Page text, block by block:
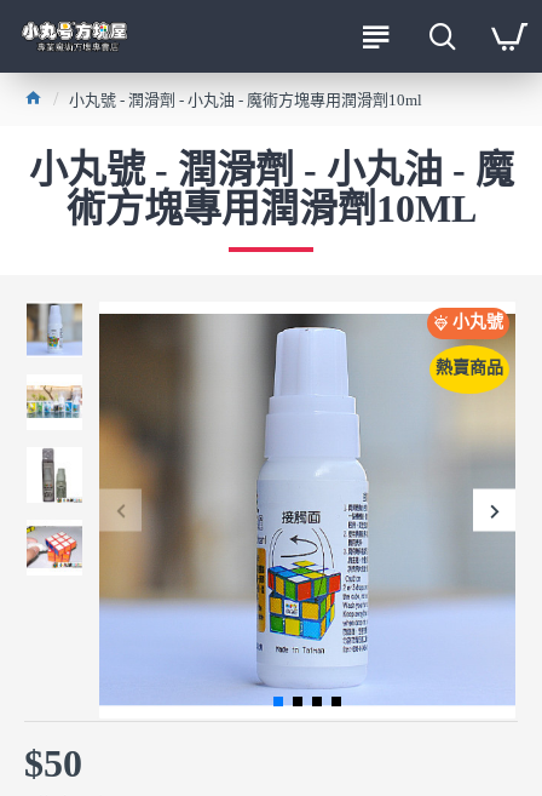
小丸號 - 潤滑劑 - 小丸油 - 魔術方塊專用潤滑劑10ml
小丸號 - 潤滑劑 - 小丸油 - 魔
術方塊專用潤滑劑10ML
熱賣商品
小丸號
$50